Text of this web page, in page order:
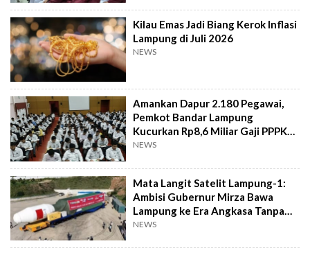
Kilau Emas Jadi Biang Kerok Inflasi
Lampung di Juli 2026
NEWS
Amankan Dapur 2.180 Pegawai,
Pemkot Bandar Lampung
Kucurkan Rp8,6 Miliar Gaji PPPK
Tiap Bulan
NEWS
Mata Langit Satelit Lampung-1:
Ambisi Gubernur Mirza Bawa
Lampung ke Era Angkasa Tanpa
APBD
NEWS